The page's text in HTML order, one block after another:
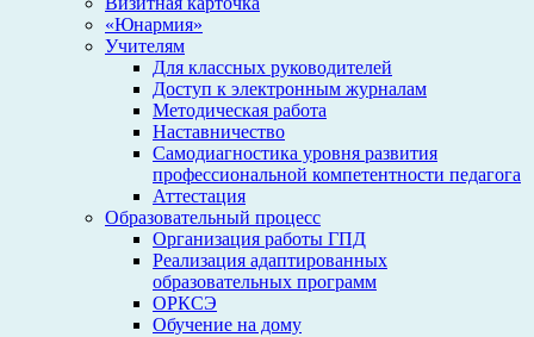
«Юнармия»
Учителям
Для классных руководителей
Доступ к электронным журналам
Методическая работа
Наставничество
Самодиагностика уровня развития
профессиональной компетентности педагога
Аттестация
Образовательный процесс
Организация работы ГПД
Реализация адаптированных
образовательных программ
ОРКСЭ
Обучение на дому